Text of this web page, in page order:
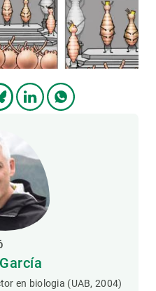
en biologia (UAB, 2004)